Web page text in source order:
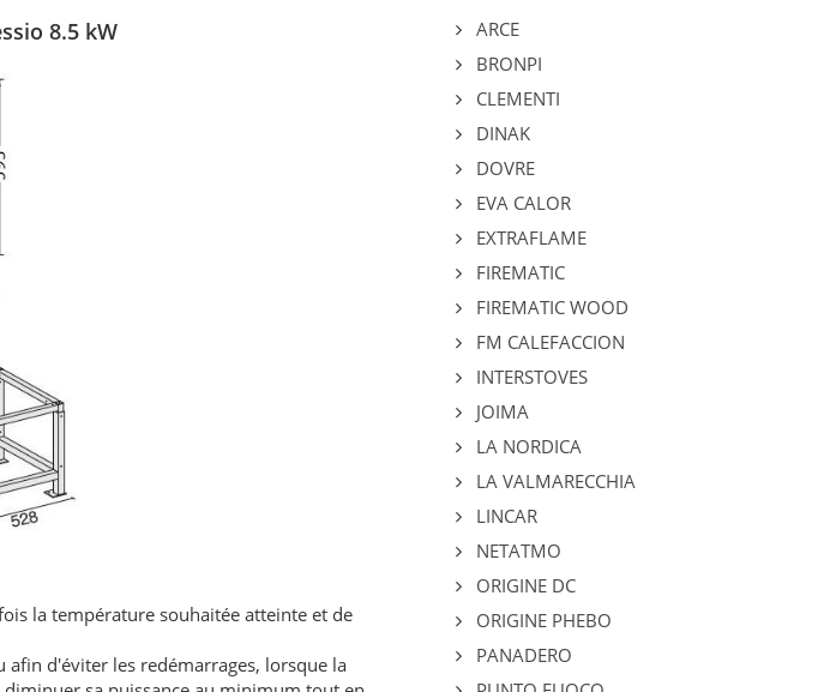
8.5 kW
la température souhaitée atteinte et de
afin d'éviter les redémarrages, lorsque la
ARCE
BRONPI
CLEMENTI
DINAK
DOVRE
EVA CALOR
EXTRAFLAME
FIREMATIC
FIREMATIC WOOD
FM CALEFACCION
INTERSTOVES
JOIMA
LA NORDICA
LA VALMARECCHIA
LINCAR
NETATMO
ORIGINE DC
ORIGINE PHEBO
PANADERO